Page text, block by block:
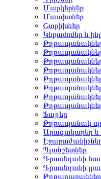
Մարկերներ
Մատիտներ
Շտրիխներ
Կնքամոմեր և
Թղթապանակներ
Թղթապանակներ
Թղթապանակներ
Թղթապանակներ
Ֆայլեր
Թղթապանակ
Արագակարեր և
Պլանշետներ
Գրասեղանի
Գրասեղանի